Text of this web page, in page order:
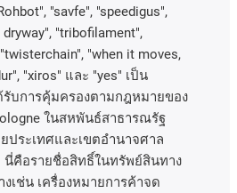
"savfe", "speedigus",
"tribofilament",
"when it moves,
"xiros" และ "yes" เป็น
รับการคุ้มครองตามกฎหมายของ
ในสหพันธ์สาธารณรัฐ
ประเทศและเขตอํานาจศาล
นี่คือรายชื่อสิทธิ์ในทรัพย์สินทาง
งเช่น เครื่องหมายการค้าจด